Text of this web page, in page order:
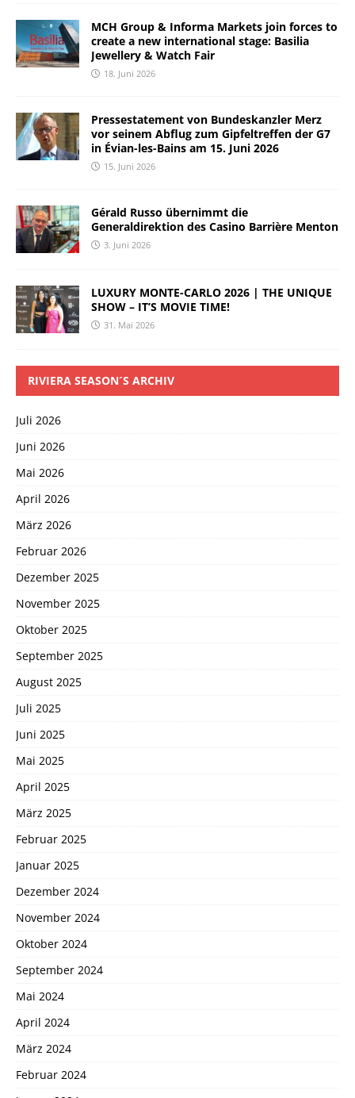
MCH Group & Informa Markets join forces to
create a new international stage: Basilia
Jewellery & Watch Fair
18. Juni 2026
Pressestatement von Bundeskanzler Merz
vor seinem Abflug zum Gipfeltreffen der G7
in Évian-les-Bains am 15. Juni 2026
15. Juni 2026
Gérald Russo übernimmt die
Generaldirektion des Casino Barrière Menton
3. Juni 2026
LUXURY MONTE-CARLO 2026 | THE UNIQUE
SHOW – IT’S MOVIE TIME!
31. Mai 2026
RIVIERA SEASON´S ARCHIV
Juli 2026
Juni 2026
Mai 2026
April 2026
März 2026
Februar 2026
Dezember 2025
November 2025
Oktober 2025
September 2025
August 2025
Juli 2025
Juni 2025
Mai 2025
April 2025
März 2025
Februar 2025
Januar 2025
Dezember 2024
November 2024
Oktober 2024
September 2024
Mai 2024
April 2024
März 2024
Februar 2024